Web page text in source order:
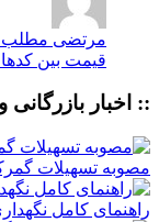
مرتضی مطلب
قیمت بین
:: اخبار
مصوبه تسهیلات
راهنمای کامل